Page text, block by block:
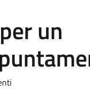
un